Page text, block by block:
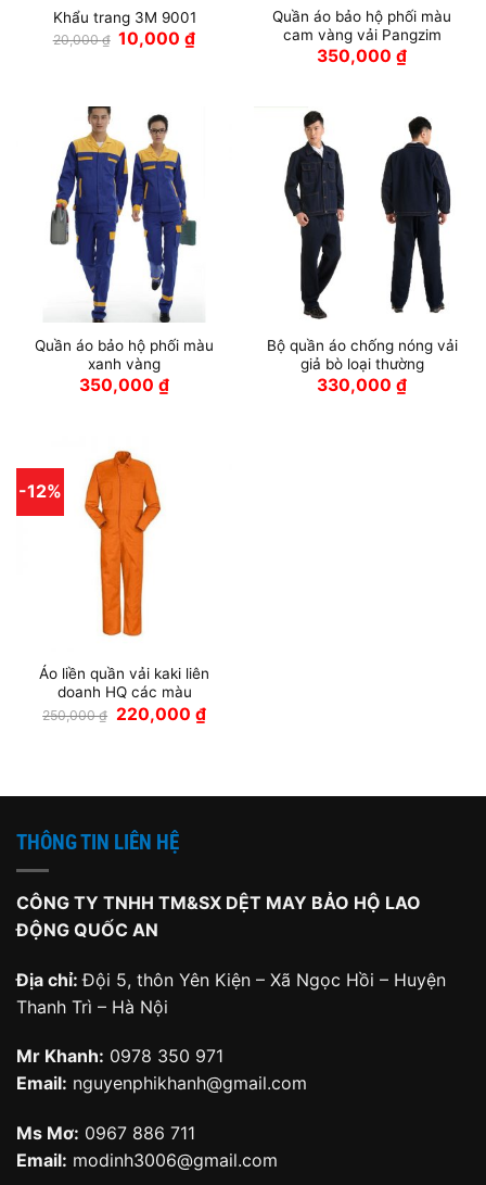
Khẩu trang 3M 9001
20,000₫ Giá
gốc
10,000₫Giá
Quần áo bảo hộ phối màu
cam vàng vải Pangzim
350,000 ₫
Quần áo bảo hộ phối màu
xanh vàng
350,000 ₫
Bộ quần áo chống nóng vải
giả bò loại thường
330,000 ₫
-12%
Áo liền quần vải kaki liên
doanh HQ các màu
250,000₫ Giá
gốc
220,000 ₫Giá
hiện
THÔNG TIN LIÊN HỆ
CÔNG TY TNHH TM&SX DỆT MAY BẢO HỘ LAO
ĐỘNG QUỐC AN
Địa chỉ:Đội 5, thôn Yên Kiện – Xã Ngọc Hồi – Huyện
Thanh Trì – Hà Nội
Mr Khanh: 0978 350 971
Email: nguyenphikhanh@gmail.com
Ms Mơ: 0967 886 711
Email: modinh3006@gmail.com